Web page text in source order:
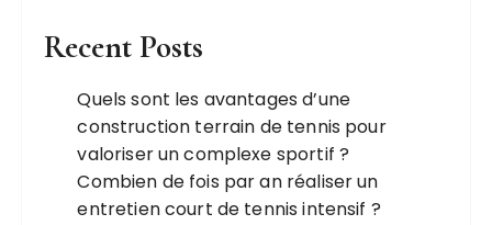
Recent Posts
Quels sont les avantages d’une
construction terrain de tennis pour
valoriser un complexe sportif ?
Combien de fois par an réaliser un
entretien court de tennis intensif ?